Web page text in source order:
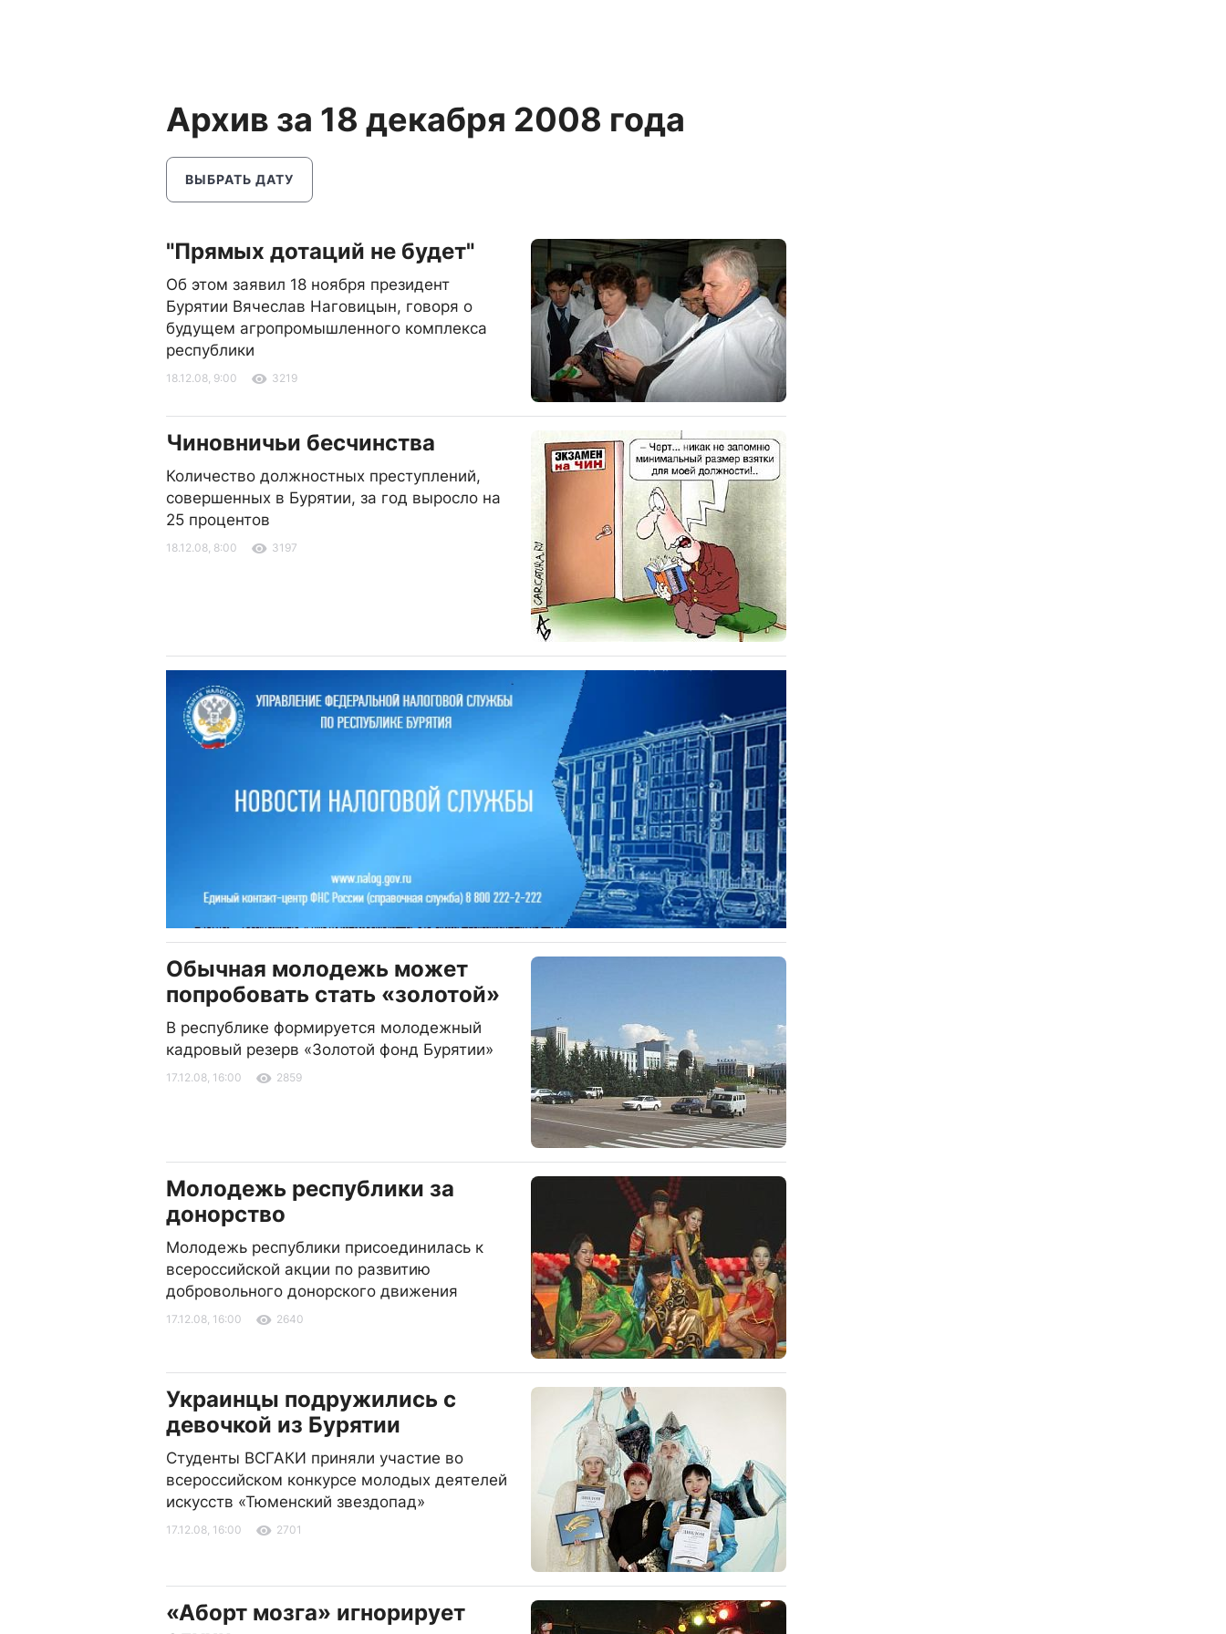
Архив за 18 декабря 2008 года
ВЫБРАТЬ ДАТУ
"Прямых дотаций не будет"
Об этом заявил 18 ноября президент
Бурятии Вячеслав Наговицын, говоря о
будущем агропромышленного комплекса
республики
18.12.08, 9:00 3219
Чиновничьи бесчинства
Количество должностных преступлений,
совершенных в Бурятии, за год выросло на
25 процентов
18.12.08, 8:00 3197
Обычная молодежь может
попробовать стать «золотой»
В республике формируется молодежный
кадровый резерв «Золотой фонд Бурятии»
17.12.08, 16:00 2859
Молодежь республики за
донорство
Молодежь республики присоединилась к
всероссийской акции по развитию
добровольного донорского движения
17.12.08, 16:00 2640
Украинцы подружились с
девочкой из Бурятии
Студенты ВСГАКИ приняли участие во
всероссийском конкурсе молодых деятелей
искусств «Тюменский звездопад»
17.12.08, 16:00 2701
«Аборт мозга» игнорирует